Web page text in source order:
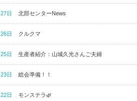
日 北部センターNews
日 クルクマ
日 生産者紹介：山城久光さんご夫婦
日 総会準備！！
日 モンステラ🌿